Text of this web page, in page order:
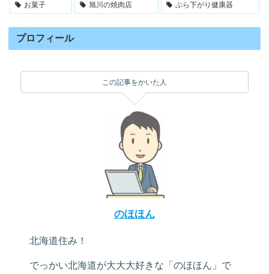
お菓子 旭川の焼肉店 ぶら下がり健康器
プロフィール
この記事をかいた人
のほほん
北海道住み！
でっかい北海道が大大大好きな「のほほん」で